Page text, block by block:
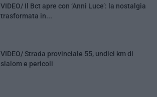
VIDEO/ Il Bct apre con ‘Anni Luce’: la nostalgia
trasformata in...
VIDEO/ Strada provinciale 55, undici km di
slalom e pericoli